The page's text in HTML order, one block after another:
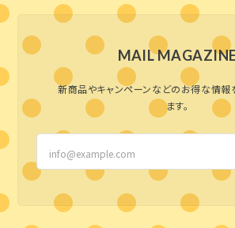
MAIL MAGAZINE
新商品やキャンペーンなどのお得な情報
ます。